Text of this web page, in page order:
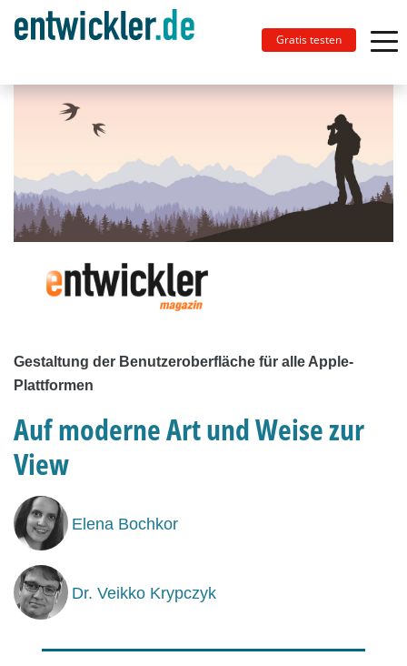
Gratis testen
Gestaltung der Benutzeroberfläche für alle Apple-
Plattformen
Auf moderne Art und Weise zur
View
Elena Bochkor
Dr. Veikko Krypczyk